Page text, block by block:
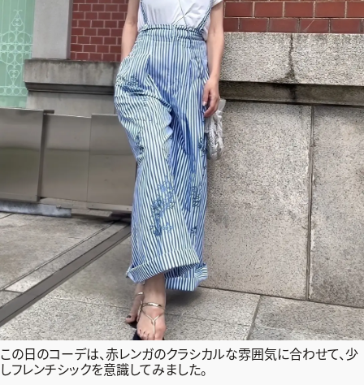
この日のコーデは、赤レンガのクラシカルな雰囲気に合わせて、少
しフレンチシックを意識してみました。